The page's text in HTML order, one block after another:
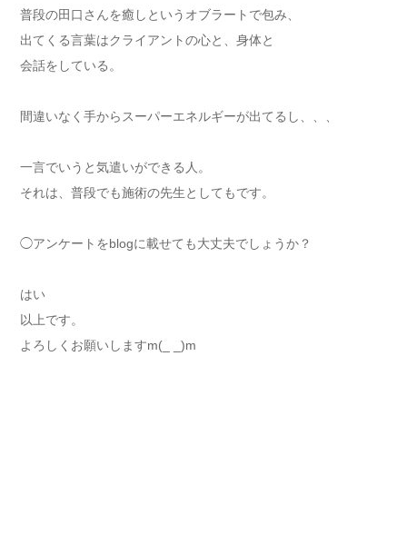
普段の田口さんを癒しというオブラートで包み、
出てくる言葉はクライアントの心と、身体と
会話をしている。
間違いなく手からスーパーエネルギーが出てるし、、、
一言でいうと気遣いができる人。
それは、普段でも施術の先生としてもです。
◯アンケートをblogに載せても大丈夫でしょうか？
はい
以上です。
よろしくお願いしますm(_ _)m